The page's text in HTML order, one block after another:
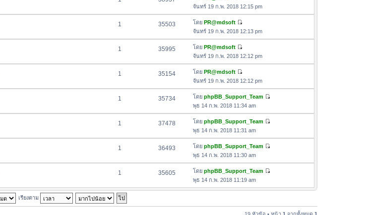
สุ
ม
ล่
สุ
ค
ว
ม
ล่
สุ
ดู
ข้
ค
ว
ม
ล่
สุ
จันทร์ 19 ก.พ. 2018 12:15 pm
1 35503 โดย PR@mdsoft
ดู
ข้
ค
ว
ม
ล่
า
สุ
จันทร์ 19 ก.พ. 2018 12:13 pm
1 35995 โดย PR@mdsoft
ดู
ข้
ค
ว
า
ม
ล่
า
สุ
จันทร์ 19 ก.พ. 2018 12:12 pm
1 35154 โดย PR@mdsoft
ดู
ข้
อ
ค
ว
า
ม
ล่
า
สุ
จันทร์ 19 ก.พ. 2018 12:12 pm
1 35734 โดย phpBB_Support_Team
ข้
ว
ล่
ด
พุธ 14 ก.พ. 2018 11:34 am
1 37478 โดย phpBB_Support_Team
ข้
ว
ล่
สุ
พุธ 14 ก.พ. 2018 11:31 am
1 36493 โดย phpBB_Support_Team
ข้
ว
ม
พุธ 14 ก.พ. 2018 11:30 am
1 35605 โดย phpBB_Support_Team
ข้
ว
พุธ 14 ก.พ. 2018 11:19 am
เรียงตาม